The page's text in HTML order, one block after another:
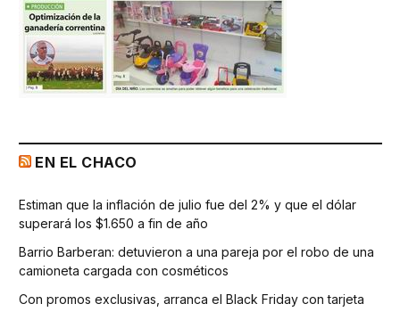
EN EL CHACO
Estiman que la inflación de julio fue del 2% y que el dólar
superará los $1.650 a fin de año
Barrio Barberan: detuvieron a una pareja por el robo de una
camioneta cargada con cosméticos
Con promos exclusivas, arranca el Black Friday con tarjeta